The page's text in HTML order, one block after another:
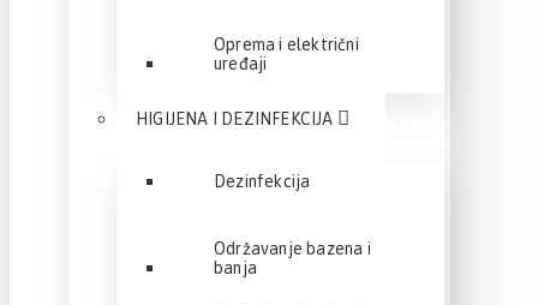
Oprema i električni
uređaji
HIGIJENA I DEZINFEKCIJA
Dezinfekcija
Održavanje bazena i
banja